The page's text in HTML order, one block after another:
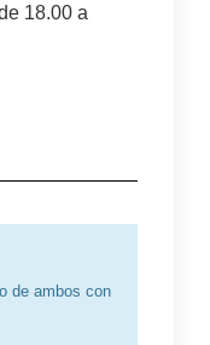
18.00 a
de ambos con